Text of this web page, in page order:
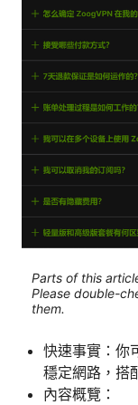
Parts of this
Please double-
them.
快速事實：你
穩定網路，搭
內容概覽：